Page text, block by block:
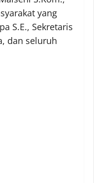
yang
S.E., Sekretaris
dan seluruh